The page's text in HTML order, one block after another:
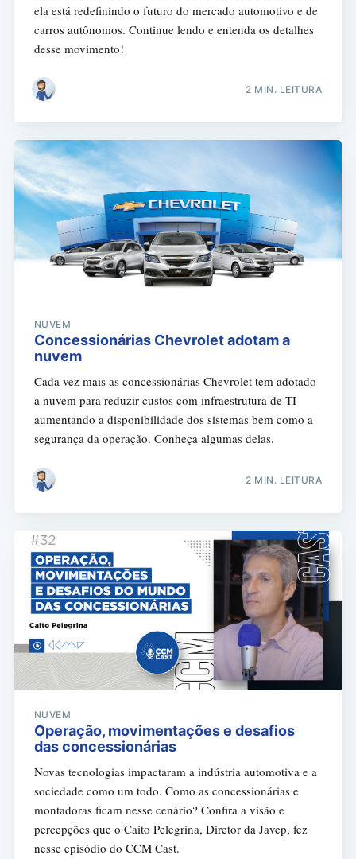
ela está redefinindo o futuro do mercado automotivo e de
carros autônomos. Continue lendo e entenda os detalhes
desse movimento!
2 MIN. LEITURA
NUVEM
Concessionárias Chevrolet adotam a
nuvem
Cada vez mais as concessionárias Chevrolet tem adotado
a nuvem para reduzir custos com infraestrutura de TI
aumentando a disponibilidade dos sistemas bem como a
segurança da operação. Conheça algumas delas.
2 MIN. LEITURA
NUVEM
Operação, movimentações e desafios
das concessionárias
Novas tecnologias impactaram a indústria automotiva e a
sociedade como um todo. Como as concessionárias e
montadoras ficam nesse cenário? Confira a visão e
percepções que o Caito Pelegrina, Diretor da Javep, fez
nesse episódio do CCM Cast.